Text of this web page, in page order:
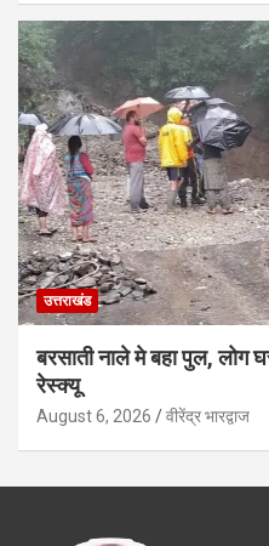
उत्तराखंड
बरसाती नाले मे बहा पुल,
रेस्क्यू
August 6, 2026 वीरेंद्र भारद्वाज